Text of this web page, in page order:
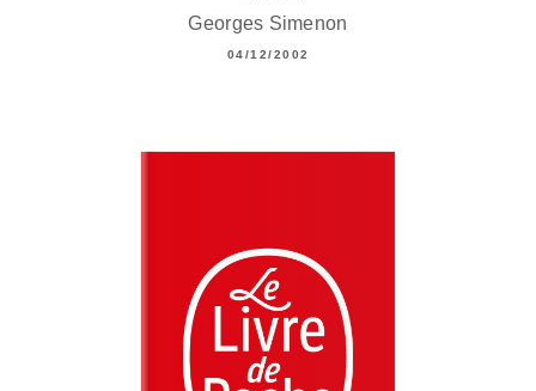
Georges Simenon
04/12/2002